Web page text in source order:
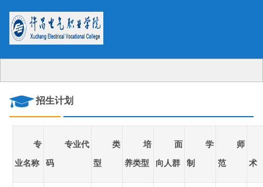
招生计划
专
业名称
专业代
码
类
型
培
养类型
面
向人群
学
制
师
范 术